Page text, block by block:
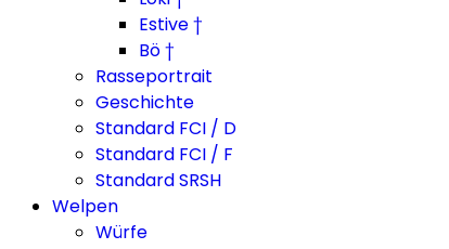
Estive †
Bö †
Rasseportrait
Geschichte
Standard FCI / D
Standard FCI / F
Standard SRSH
Welpen
Würfe